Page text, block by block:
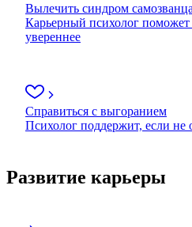
Вылечить синдром самозванца
Карьерный психолог поможет
увереннее
Справиться с выгоранием
Психолог поддержит, если не
Развитие карьеры